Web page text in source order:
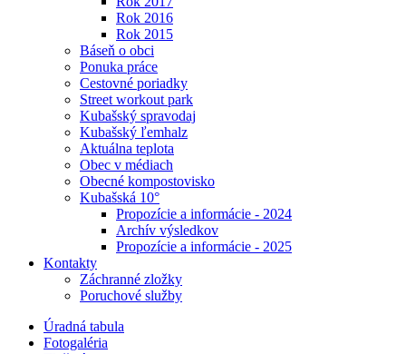
Rok 2016
Rok 2015
Báseň o obci
Ponuka práce
Cestovné poriadky
Street workout park
Kubašský spravodaj
Kubašský ľemhalz
Aktuálna teplota
Obec v médiach
Obecné kompostovisko
Kubašská 10°
Propozície a informácie - 2024
Archív výsledkov
Propozície a informácie - 2025
Kontakty
Záchranné zložky
Poruchové služby
Úradná tabula
Fotogaléria